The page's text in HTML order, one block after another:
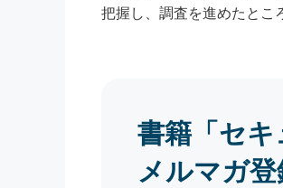
把握し、調査を進めたとこ
書籍「セキ
メルマガ登